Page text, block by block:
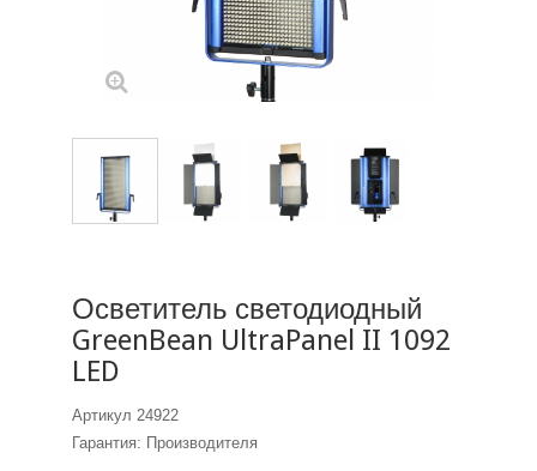
Осветитель светодиодный
GreenBean UltraPanel II 1092
LED
Артикул 24922
Гарантия: Производителя